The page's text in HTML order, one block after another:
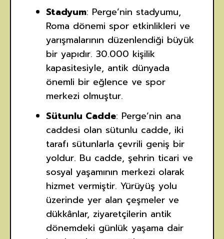
Stadyum: Perge’nin stadyumu,
Roma dönemi spor etkinlikleri ve
yarışmalarının düzenlendiği büyük
bir yapıdır. 30.000 kişilik
kapasitesiyle, antik dünyada
önemli bir eğlence ve spor
merkezi olmuştur.
Sütunlu Cadde: Perge’nin ana
caddesi olan sütunlu cadde, iki
tarafı sütunlarla çevrili geniş bir
yoldur. Bu cadde, şehrin ticari ve
sosyal yaşamının merkezi olarak
hizmet vermiştir. Yürüyüş yolu
üzerinde yer alan çeşmeler ve
dükkânlar, ziyaretçilerin antik
dönemdeki günlük yaşama dair